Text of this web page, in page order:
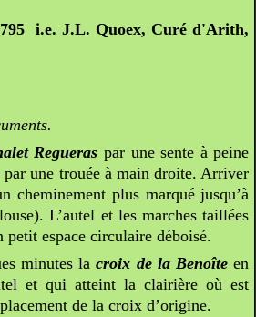
J.L. Quoex, Curé d'Arith,
Regueras par une sente à peine
une trouée à main droite. Arriver
cheminement plus marqué jusqu’à
L’autel et les marches taillées
petit espace circulaire déboisé.
minutes lacroix de la Benoîte en
et qui atteint la clairière où est
de la croix d’origine.